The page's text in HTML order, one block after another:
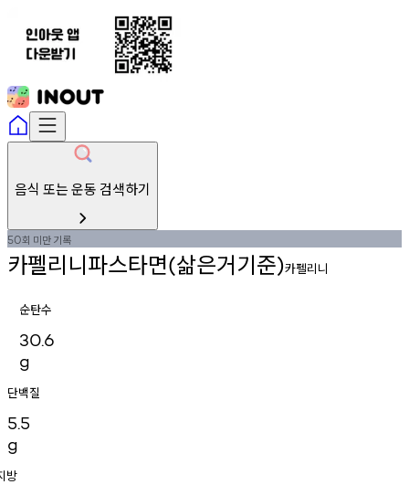
음식 또는 운동 검색하기
50회 미만기록
카펠리니파스타면(삶은거기준)카펠리니
순탄수
30.6
g
단백질
5.5
g
방